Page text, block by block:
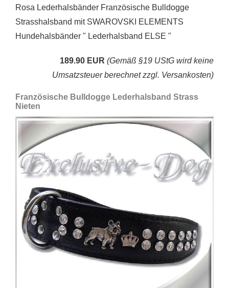
Rosa Lederhalsbänder Französische Bulldogge
Strasshalsband mit SWAROVSKI ELEMENTS
Hundehalsbänder " Lederhalsband ELSE "
189.90 EUR (Gemäß §19 UStG wird keine
Umsatzsteuer berechnet zzgl. Versankosten)
Französische Bulldogge Lederhalsband Strass
Nieten